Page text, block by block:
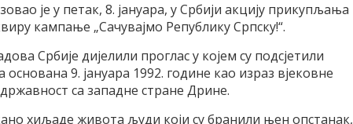
је у петак, 8. јануара, у Србији акцију прикупљања
кампање „Сачувајмо Републику Српску!“.
Србије дијелили проглас у којем су подсјетили
основана 9. јануара 1992. године као израз вјековне
са западне стране Дрине.
хиљаде живота људи који су бранили њен опстанак,